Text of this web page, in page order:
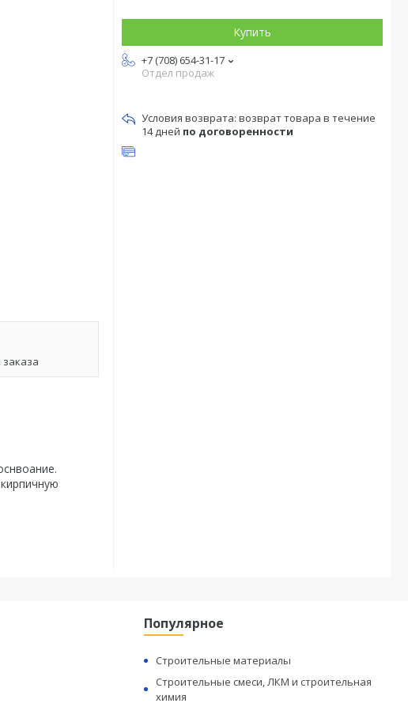
Купить
+7 (708) 654-31-17
Отдел продаж
возврат товара в течение
14 дней по договоренности
Популярное
Строительные материалы
Строительные смеси, ЛКМ и строительная
химия